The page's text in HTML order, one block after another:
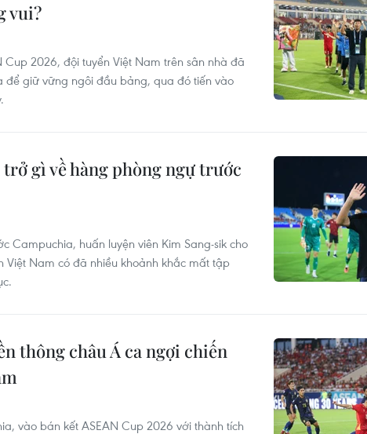
vui?
2026, đội tuyển Việt Nam trên sân nhà đã
để giữ vững ngôi đầu bảng, qua đó tiến vào
gì về hàng phòng ngự trước
Campuchia, huấn luyện viên Kim Sang-sik cho
Nam có đã nhiều khoảnh khắc mất tập
thông châu Á ca ngợi chiến
vào bán kết ASEAN Cup 2026 với thành tích